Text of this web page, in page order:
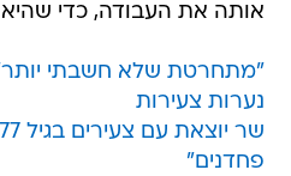
אותה את העבודה, כדי שהיא
"מתחרטת שלא חשבתי יותר"
נערות צעירות
פחדנים"